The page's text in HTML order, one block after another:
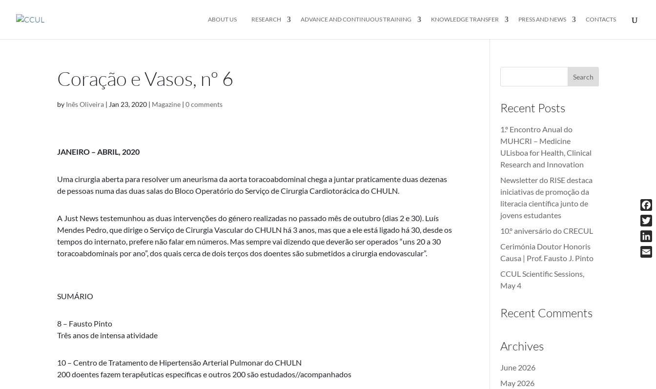
ABOUT US RESEARCH ADVANCE AND CONTINUOUS TRAINING KNOWLEDGE TRANSFER PRESS AND NEWS CONTACTS
Coração e Vasos, nº 6
by Inês Oliveira | Jan 23, 2020 | Magazine | 0 comments
JANEIRO – ABRIL, 2020
Uma cirurgia aberta para resolver um aneurisma da aorta toracoabdominal chega a juntar praticamente duas dezenas
de pessoas numa das duas salas do Bloco Operatório do Serviço de Cirurgia Cardiotorácica do CHULN.
A Just News testemunhou as duas intervenções do género realizadas no passado mês de outubro (dias 2 e 30). Luís
Mendes Pedro, que dirige o Serviço de Cirurgia Vascular do CHULN há 3 anos, mas que a ele está ligado há 30, desde os
tempos do internato, prefere não falar em números. Mas sempre vai dizendo que deverão ser operados “uns 20 a 30
toracoabdominais por ano”, dos quais cerca de dois terços dos doentes são submetidos a cirurgia endovascular”.
SUMÁRIO
8 – Fausto Pinto
Três anos de intensa atividade
10 – Centro de Tratamento de Hipertensão Arterial Pulmonar do CHULN
200 doentes fazem terapêuticas específicas e outros 200 são estudados//acompanhados
Recent Posts
1.º Encontro Anual do
MUHCRI – Medicine
ULisboa for Health, Clinical
Research and Innovation
Newsletter do RISE destaca
iniciativas de promoção da
literacia científica junto de
jovens estudantes
10.º aniversário do CRECUL
Cerimónia Doutor Honoris
Causa | Prof. Fausto J. Pinto
CCUL Scientific Sessions,
May 4
Recent Comments
Archives
June 2026
May 2026